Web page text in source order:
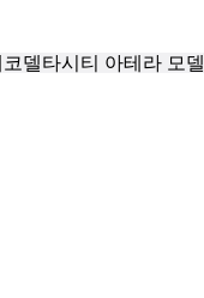
델타시티 아테라 모